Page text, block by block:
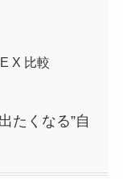
X 比較
たくなる”自